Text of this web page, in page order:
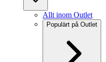
Allt inom Outlet
Populärt på Outlet